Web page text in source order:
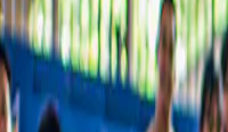
Erleben Sie die Highlights von
Eine sorgfältige Auswahl der beliebtesten Touren, berühmten
Über 54 Millionen begeisterte Reisende
Entdecken Sie, warum Reisende uns vertrauen